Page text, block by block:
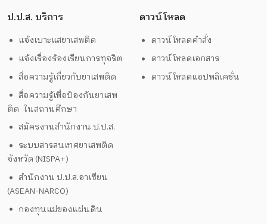
ป.ป.ส. บริการ
แจ้งเบาะแสยาเสพติด
แจ้งเรื่องร้องเรียนการทุจริต
สื่อความรู้เกี่ยวกับยาเสพติด
สื่อความรู้เพื่อป้องกันยาเสพ
ติด ในสถานศึกษา
สมัครงานสำนักงาน ป.ป.ส.
ระบบสารสนเทศยาเสพติด
จังหวัด (NISPA+)
สำนักงาน ป.ป.ส.อาเซียน
(ASEAN-NARCO)
กองทุนแม่ของแผ่นดิน
ดาวน์โหลด
ดาวน์โหลดคำสั่ง
ดาวน์โหลดเอกสาร
ดาวน์โหลดแอปพลิเคชั่น